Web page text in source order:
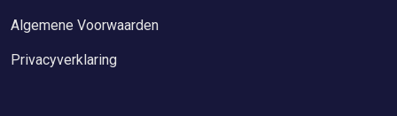
Algemene Voorwaarden
Privacyverklaring